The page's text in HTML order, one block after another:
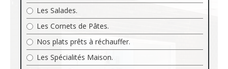
Les Salades.
Les Cornets de Pâtes.
Nos plats prêts à réchauffer.
Les Spécialités Maison.